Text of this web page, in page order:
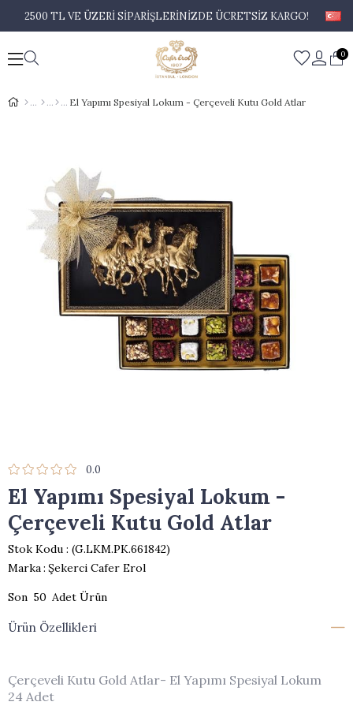
2500 TL VE ÜZERİ SİPARİŞLERİNİZDE ÜCRETSİZ KARGO!
0
El Yapımı Spesiyal Lokum - Çerçeveli Kutu Gold Atlar
0.0
El Yapımı Spesiyal Lokum -
Çerçeveli Kutu Gold Atlar
Stok Kodu
(G.LKM.PK.661842)
Marka: Şekerci Cafer Erol
50
Ürün Özellikleri
Çerçeveli Kutu Gold Atlar- El Yapımı Spesiyal Lokum
24 Adet